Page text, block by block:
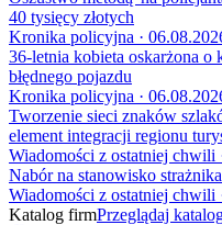
40 tysięcy złotych
Kronika policyjna ·
36-letnia kobieta oskarżona o
błędnego pojazdu
Kronika policyjna ·
Tworzenie sieci znaków
element integracji regionu
Wiadomości z ostatniej chwili
Nabór na stanowisko
Wiadomości z ostatniej chwili
Katalog firmPrzeglądaj